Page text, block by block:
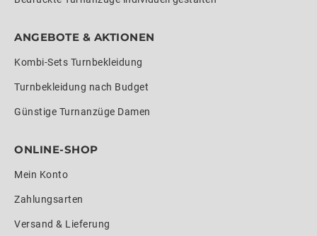
ANGEBOTE & AKTIONEN
Kombi-Sets Turnbekleidung
Turnbekleidung nach Budget
Günstige Turnanzüge Damen
ONLINE-SHOP
Mein Konto
Zahlungsarten
Versand & Lieferung